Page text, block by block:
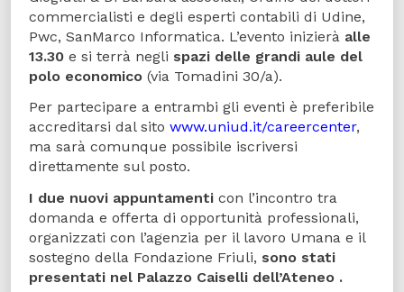
commercialisti e degli esperti contabili di Udine,
Pwc, SanMarco Informatica. L’evento inizierà alle
13.30 e si terrà negli spazi delle grandi aule del
polo economico (via Tomadini 30/a).
Per partecipare a entrambi gli eventi è preferibile
accreditarsi dal sito www.uniud.it/careercenter,
ma sarà comunque possibile iscriversi
direttamente sul posto.
I due nuovi appuntamenti con l’incontro tra
domanda e offerta di opportunità professionali,
organizzati con l’agenzia per il lavoro Umana e il
sostegno della Fondazione Friuli, sono stati
presentati nel Palazzo Caiselli dell’Ateneo .